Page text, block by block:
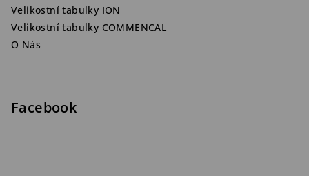
Velikostní tabulky ION
Velikostní tabulky COMMENCAL
O Nás
Facebook